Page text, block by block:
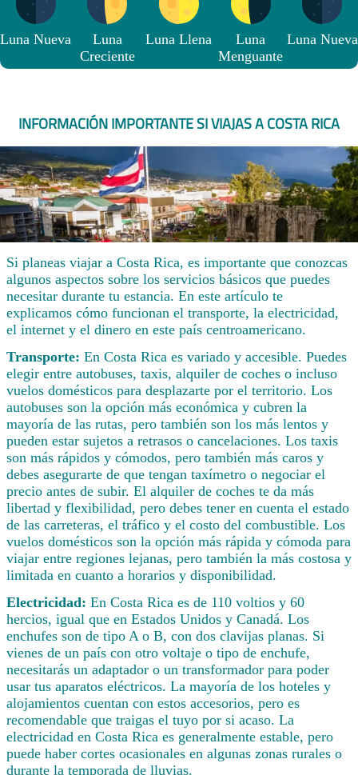
Luna Nueva
Luna
Creciente
Luna Llena
Luna
Menguante
Luna Nueva
INFORMACIÓN IMPORTANTE SI VIAJAS A COSTA RICA
Si planeas viajar a Costa Rica, es importante que conozcas
algunos aspectos sobre los servicios básicos que puedes
necesitar durante tu estancia. En este artículo te
explicamos cómo funcionan el transporte, la electricidad,
el internet y el dinero en este país centroamericano.
Transporte: En Costa Rica es variado y accesible. Puedes
elegir entre autobuses, taxis, alquiler de coches o incluso
vuelos domésticos para desplazarte por el territorio. Los
autobuses son la opción más económica y cubren la
mayoría de las rutas, pero también son los más lentos y
pueden estar sujetos a retrasos o cancelaciones. Los taxis
son más rápidos y cómodos, pero también más caros y
debes asegurarte de que tengan taxímetro o negociar el
precio antes de subir. El alquiler de coches te da más
libertad y flexibilidad, pero debes tener en cuenta el estado
de las carreteras, el tráfico y el costo del combustible. Los
vuelos domésticos son la opción más rápida y cómoda para
viajar entre regiones lejanas, pero también la más costosa y
limitada en cuanto a horarios y disponibilidad.
Electricidad: En Costa Rica es de 110 voltios y 60
hercios, igual que en Estados Unidos y Canadá. Los
enchufes son de tipo A o B, con dos clavijas planas. Si
vienes de un país con otro voltaje o tipo de enchufe,
necesitarás un adaptador o un transformador para poder
usar tus aparatos eléctricos. La mayoría de los hoteles y
alojamientos cuentan con estos accesorios, pero es
recomendable que traigas el tuyo por si acaso. La
electricidad en Costa Rica es generalmente estable, pero
puede haber cortes ocasionales en algunas zonas rurales o
durante la temporada de lluvias.